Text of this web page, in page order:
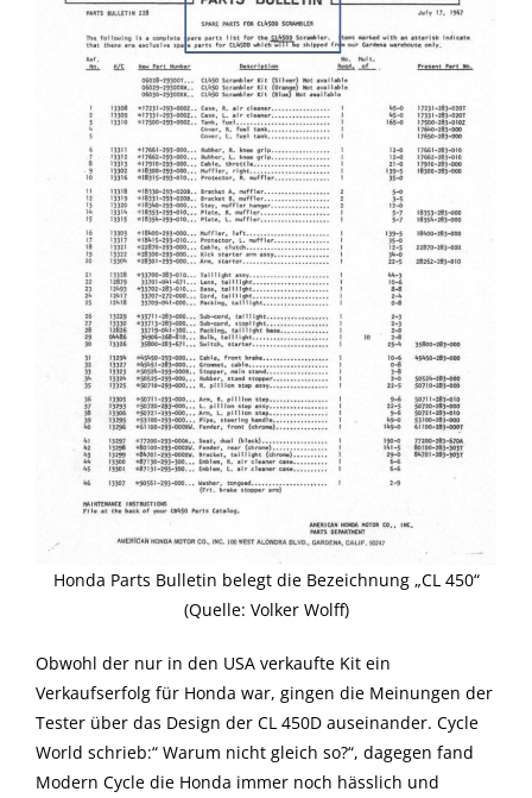
Honda Parts Bulletin belegt die Bezeichnung „CL 450“
(Quelle: Volker Wolff)
Obwohl der nur in den USA verkaufte Kit ein
Verkaufserfolg für Honda war, gingen die Meinungen der
Tester über das Design der CL 450D auseinander. Cycle
World schrieb:“ Warum nicht gleich so?“, dagegen fand
Modern Cycle die Honda immer noch hässlich und